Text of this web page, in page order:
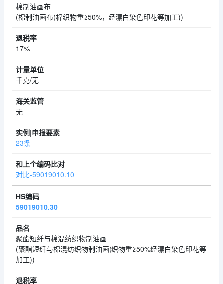
棉制油画布
(棉制油画布(棉织物重≥50%，经漂白染色印花等加工))
17%
千克/无
无
23条
对比-59019010.10
59019010.30
聚酯短纤与棉混纺织物制油画
(聚酯短纤与棉混纺织物制油画(织物重≥50%经漂白染色印花等
加工))